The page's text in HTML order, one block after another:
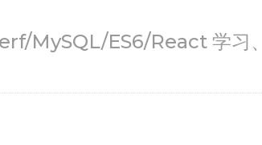
MySQL/ES6/React 学习